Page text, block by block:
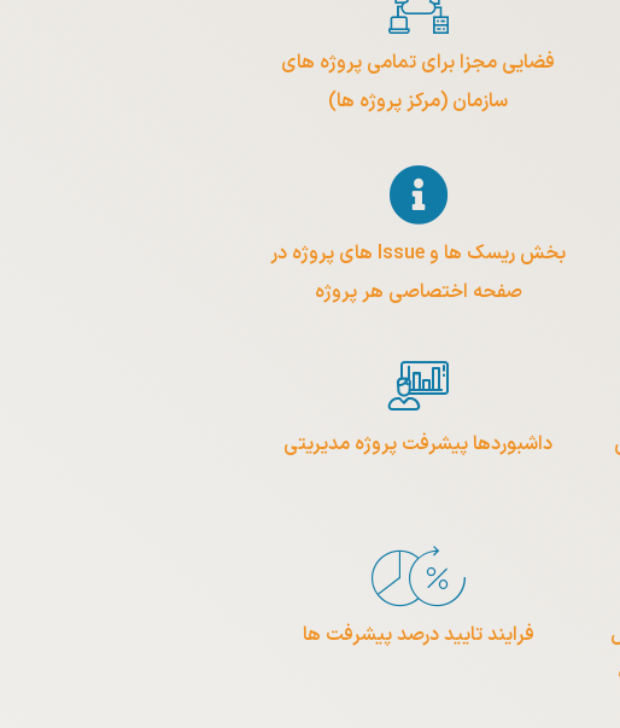
فضایی مجزا برای تمامی پروژه های
سازمان (مرکز پروژه ها)
بخش ریسک ها و Issue های پروژه در
صفحه اختصاصی هر پروژه
داشبوردها پیشرفت پروژه مدیریتی
فرایند تایید درصد پیشرفت ها